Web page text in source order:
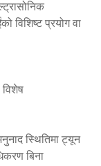
विशिष्ट प्रयोग वा
स्थितिमा ट्यून
बिना